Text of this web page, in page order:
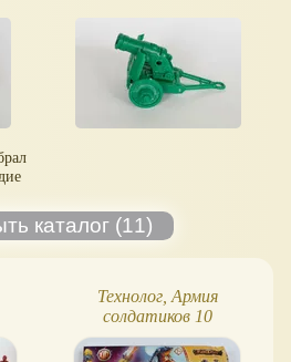
Технолог, Армия
солдатиков 10